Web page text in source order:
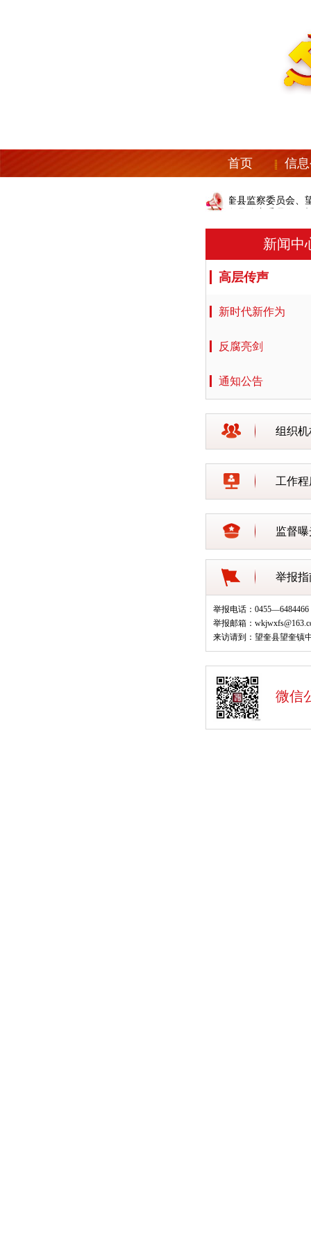
首页 信
中共望奎县纪委机关、望奎县监察委员会、
中共望奎县纪委机关、望奎县监察委员会、
新闻中
高层传声
新时代新作为
反腐亮剑
通知公告
组织机
工作
监督
举报指
举报电话：0455—6484466
举报邮箱：
来访请到：望奎县望奎镇
微信